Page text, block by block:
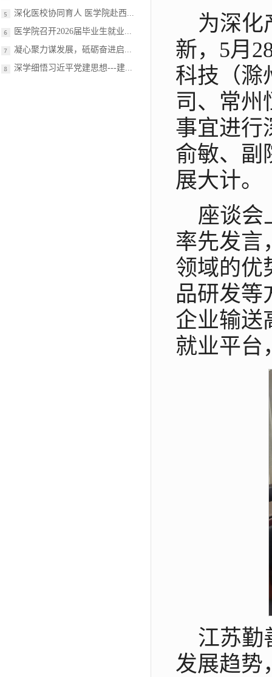
深化医校协同育人 医学院赴西...
医学院召开2026届毕业生就业...
凝心聚力谋发展，砥砺奋进启...
深学细悟习近平党建思想---建...
为深化
新，5月
科技（滁
司、常州
事宜进行
俞敏、副
展大计。
座谈会
率先发言
领域的优
品研发等
企业输送
就业平台
江苏勤
发展趋势